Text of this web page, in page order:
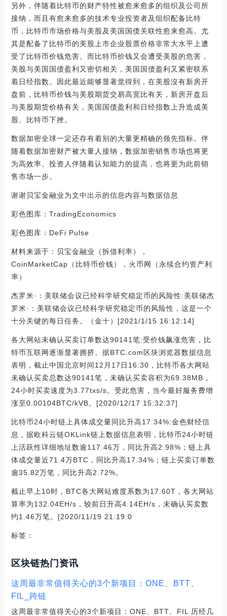
另外，伴随着比特币的财产特性被愈来愈多的组织及公司所
接纳，而且有愈来愈多的技术专业投资者及组织配备比特
币，比特币市场价格与美股及美国国债关联性愈来愈高。尤
其是配备了比特币的美股上市企业股票价格非常大水平上遭
受了比特币价钱危害。而比特币价钱又会遭受美股的危害，
美股与美国国债盈利又密切相关，美国国债盈利又紧密联系
着日经指数。因此最近能够显著觉得到，在美股沒有新房开
盘前，比特币价钱与美股期货交易高宽比有关，新房开盘后
与美股期货价格有关，美国国债盈利和日经指数上升造成美
股、比特币下挫。
数据加密全球一定还存有着别的大量更精确的领先指标。伴
随着数据加密财产被大量人接纳，数据加密销售市场也将更
为高效率。投资人伴随着认知能力的提高，也将更为此前销
售市场一步。
谢谢贝宝金融业为文中出示的信息内容与数据信息
彩色图库：TradingEconomics
彩色图库：DeFi Pulse
材料来源于：贝宝金融业（拆借利率），
CoinMarketCap（比特币价钱），火币网（永续合约资产利
率）
杰罗米·：美联储会议已经科学研究稳定币的风险性:美联储杰
罗米·：美联储会议已经科学研究稳定币的风险性，这是一个
十分关键的每日任务。（金十）[2021/1/15 16:12:14]
各大网站未确认买卖订单数达90141笔:受价钱飙涨危害，比
特币互联网逐渐显著拥挤。据BTC.com区块浏览器数据信息
表明，截止中国北京时间12月17日16:30，比特币各大网站
未确认买卖总数达90141笔，未确认买卖容积为69.38MB，
24小时买卖速度为3.77txs/s。受此危害，当今最好服务费增
涨至0.00104BTC/kVB。[2020/12/17 15:32:37]
比特币24小时链上具体成交量同比升高17.34%:金色财经信
息，据欧科云链OKLink链上数据信息表明，比特币24小时链
上活跃性详细地址数逾117.46万，同比升高2.98%；链上具
体成交量近71.4万BTC，同比升高17.34%；链上买卖订单数
逾35.82万笔，同比升高2.72%。
截止早上10时，BTC各大网站难度系数为17.60T，各大网站
算率为132.04EH/s，较前日升高4.14EH/s，未确认买卖数
约1.46万笔。[2020/11/19 21:19:0
标签：
区块链热门资讯
这周最非常值得关心的3个新项目：ONE、BTT、
FIL_跨链
这周最非常值得关心的3个新项目：ONE、BTT、FIL 历经几